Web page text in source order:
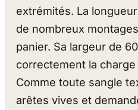
extrémités. La
de nombreux
panier. Sa largeur de
correctement la
Comme toute sangle
arêtes vives et